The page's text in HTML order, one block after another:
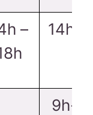
–
14h-
9h-